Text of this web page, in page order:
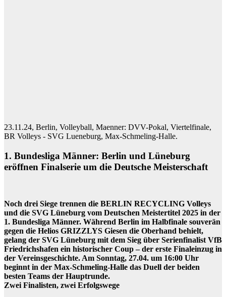
23.11.24, Berlin, Volleyball, Maenner: DVV-Pokal, Viertelfinale,
BR Volleys - SVG Lueneburg, Max-Schmeling-Halle.
1. Bundesliga Männer: Berlin und Lüneburg
eröffnen Finalserie um die Deutsche Meisterschaft
Noch drei Siege trennen die BERLIN RECYCLING Volleys
und die SVG Lüneburg vom Deutschen Meistertitel 2025 in der
1. Bundesliga Männer. Während Berlin im Halbfinale souverän
gegen die Helios GRIZZLYS Giesen die Oberhand behielt,
gelang der SVG Lüneburg mit dem Sieg über Serienfinalist VfB
Friedrichshafen ein historischer Coup – der erste Finaleinzug in
der Vereinsgeschichte. Am Sonntag, 27.04. um 16:00 Uhr
beginnt in der Max-Schmeling-Halle das Duell der beiden
besten Teams der Hauptrunde.
Zwei Finalisten, zwei Erfolgswege